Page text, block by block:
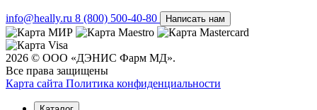
info@heally.ru 8 (800) 500-40-80 Написать нам
2026 © ООО «ДЭНИС Фарм МД».
Все права защищены
Карта сайта Политика конфиден­циальности